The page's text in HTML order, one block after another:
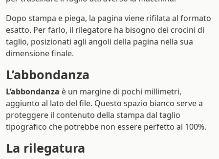
Dopo stampa e piega, la pagina viene rifilata al formato
esatto. Per farlo, il rilegatore ha bisogno dei crocini di
taglio, posizionati agli angoli della pagina nella sua
dimensione finale.
L’abbondanza
L’abbondanza è un margine di pochi millimetri,
aggiunto al lato del file. Questo spazio bianco serve a
proteggere il contenuto della stampa dal taglio
tipografico che potrebbe non essere perfetto al 100%.
La rilegatura